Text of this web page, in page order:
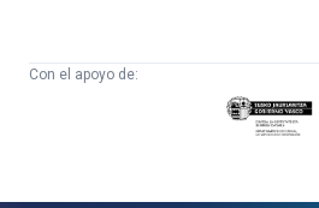
Con el apoyo de:
Eusko
Jaurlaritza